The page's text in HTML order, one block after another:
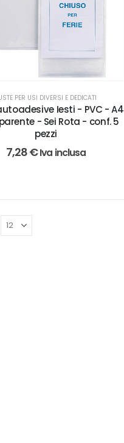
PER USI DIVERSI E DEDICATI
Iesti - PVC - A4
- Sei Rota - conf. 5
pezzi
7,28€Iva inclusa